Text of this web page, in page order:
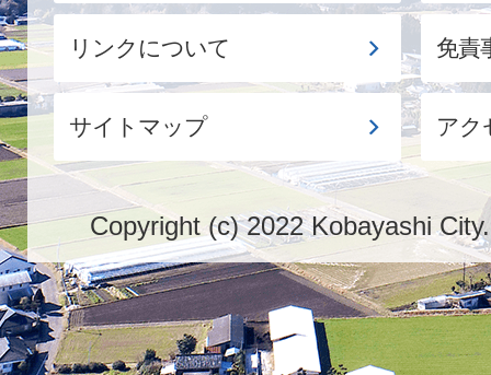
リンクについて 免責
サイトマップ アク
Copyright (c) 2022 Kobayashi